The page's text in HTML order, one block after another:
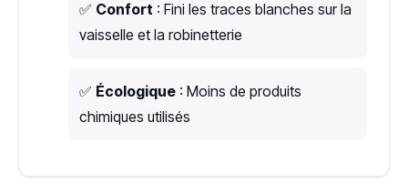
✅ Confort : Fini les traces blanches sur la
vaisselle et la robinetterie
✅ Écologique : Moins de produits
chimiques utilisés